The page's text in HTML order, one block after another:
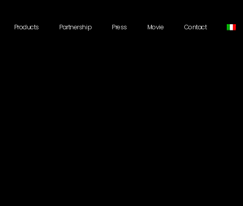
Products Partnership Press Movie Contact